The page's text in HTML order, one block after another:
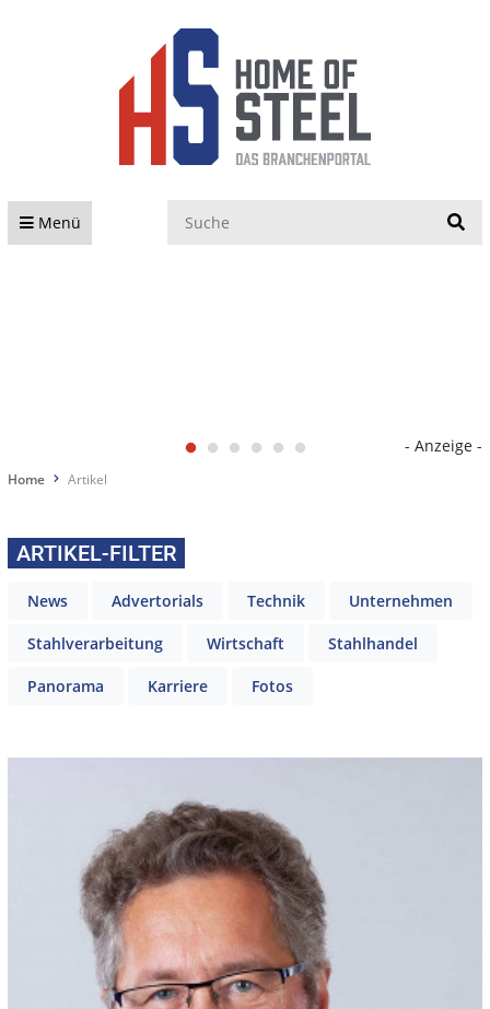
Menü
- Anzeige -
Home Artikel
ARTIKEL-FILTER
News Advertorials Technik Unternehmen
Stahlverarbeitung Wirtschaft Stahlhandel
Panorama Karriere Fotos